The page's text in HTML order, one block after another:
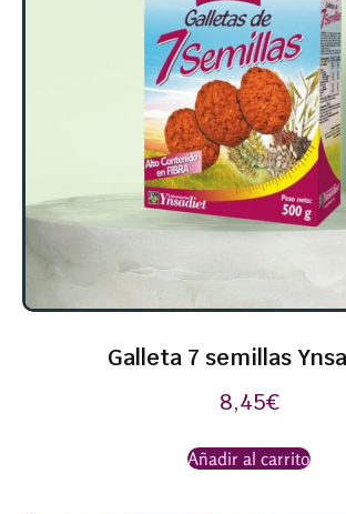
Galleta 7 semillas
8,45€
Añadir al carrito